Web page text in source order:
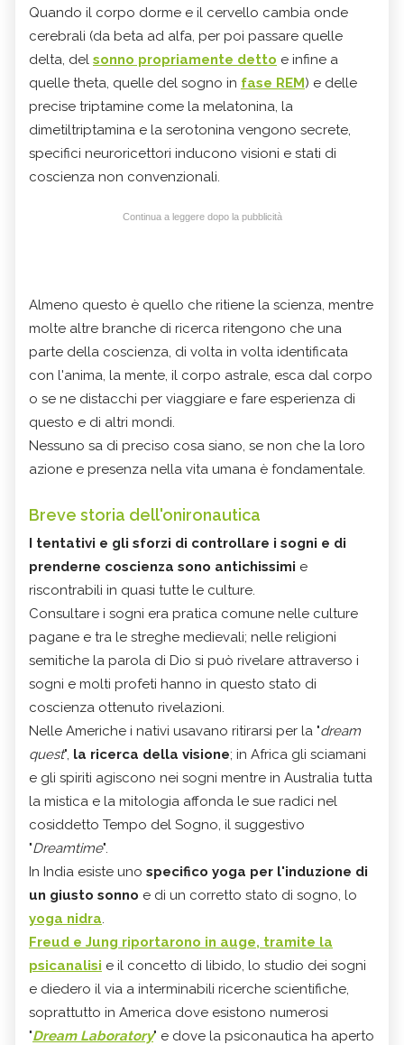
Quando il corpo dorme e il cervello cambia onde
cerebrali (da beta ad alfa, per poi passare quelle
delta, del sonno propriamente detto e infine a
quelle theta, quelle del sogno in fase REM) e delle
precise triptamine come la melatonina, la
dimetiltriptamina e la serotonina vengono secrete,
specifici neuroricettori inducono visioni e stati di
coscienza non convenzionali.
Continua a leggere dopo la pubblicità
Almeno questo è quello che ritiene la scienza, mentre
molte altre branche di ricerca ritengono che una
parte della coscienza, di volta in volta identificata
con l'anima, la mente, il corpo astrale, esca dal corpo
o se ne distacchi per viaggiare e fare esperienza di
questo e di altri mondi.
Nessuno sa di preciso cosa siano, se non che la loro
azione e presenza nella vita umana è fondamentale.
Breve storia dell'onironautica
I tentativi e gli sforzi di controllare i sogni e di
prenderne coscienza sono antichissimi e
riscontrabili in quasi tutte le culture.
Consultare i sogni era pratica comune nelle culture
pagane e tra le streghe medievali; nelle religioni
semitiche la parola di Dio si può rivelare attraverso i
sogni e molti profeti hanno in questo stato di
coscienza ottenuto rivelazioni.
Nelle Americhe i nativi usavano ritirarsi per la "dream
quest", la ricerca della visione; in Africa gli sciamani
e gli spiriti agiscono nei sogni mentre in Australia tutta
la mistica e la mitologia affonda le sue radici nel
cosiddetto Tempo del Sogno, il suggestivo
"Dreamtime".
In India esiste uno specifico yoga per l'induzione di
un giusto sonno e di un corretto stato di sogno, lo
yoga nidra.
Freud e Jung riportarono in auge, tramite la
psicanalisi e il concetto di libido, lo studio dei sogni
e diedero il via a interminabili ricerche scientifiche,
soprattutto in America dove esistono numerosi
"Dream Laboratory" e dove la psiconautica ha aperto